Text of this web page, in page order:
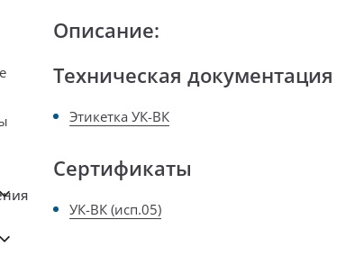
Описание:
Техническая документация
Этикетка УК-ВК
Сертификаты
УК-ВК (исп.05)